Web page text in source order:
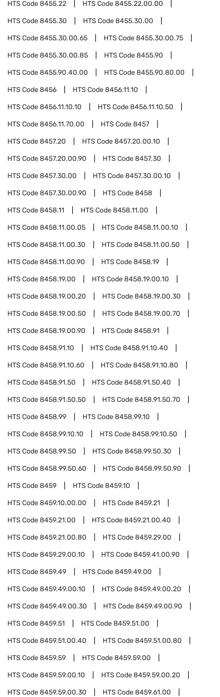
HTS Code8455.22 HTS Code8455.22.00.00
HTS Code8455.30 HTS Code8455.30.00
HTS Code8455.30.00.65 HTS Code8455.30.00.75
HTS Code8455.30.00.85 HTS Code8455.90
HTS Code8455.90.40.00 HTS Code8455.90.80.00
HTS Code8456 HTS Code8456.11.10
HTS Code8456.11.10.10 HTS Code8456.11.10.50
HTS Code8456.11.70.00 HTS Code8457
HTS Code8457.20 HTS Code8457.20.00.10
HTS Code8457.20.00.90 HTS Code8457.30
HTS Code8457.30.00 HTS Code8457.30.00.10
HTS Code8457.30.00.90 HTS Code8458
HTS Code8458.11 HTS Code8458.11.00
HTS Code8458.11.00.05 HTS Code8458.11.00.10
HTS Code8458.11.00.30 HTS Code8458.11.00.50
HTS Code8458.11.00.90 HTS Code8458.19
HTS Code8458.19.00 HTS Code8458.19.00.10
HTS Code8458.19.00.20 HTS Code8458.19.00.30
HTS Code8458.19.00.50 HTS Code8458.19.00.70
HTS Code8458.19.00.90 HTS Code8458.91
HTS Code8458.91.10 HTS Code8458.91.10.40
HTS Code8458.91.10.60 HTS Code8458.91.10.80
HTS Code8458.91.50 HTS Code8458.91.50.40
HTS Code8458.91.50.50 HTS Code8458.91.50.70
HTS Code8458.99 HTS Code8458.99.10
HTS Code8458.99.10.10 HTS Code8458.99.10.50
HTS Code8458.99.50 HTS Code8458.99.50.30
HTS Code8458.99.50.60 HTS Code8458.99.50.90
HTS Code8459 HTS Code8459.10
HTS Code8459.10.00.00 HTS Code8459.21
HTS Code8459.21.00 HTS Code8459.21.00.40
HTS Code8459.21.00.80 HTS Code8459.29.00
HTS Code8459.29.00.10 HTS Code8459.41.00.90
HTS Code8459.49 HTS Code8459.49.00
HTS Code8459.49.00.10 HTS Code8459.49.00.20
HTS Code8459.49.00.30 HTS Code8459.49.00.90
HTS Code8459.51 HTS Code8459.51.00
HTS Code8459.51.00.40 HTS Code8459.51.00.80
HTS Code8459.59 HTS Code8459.59.00
HTS Code8459.59.00.10 HTS Code8459.59.00.20
HTS Code8459.59.00.30 HTS Code8459.61.00